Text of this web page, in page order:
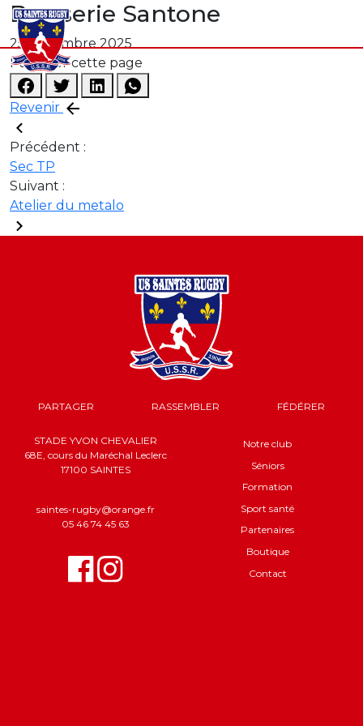
Brasserie Santone
25 novembre 2025
Revenir
Partager cette page
Précédent :
Sec TP
Suivant :
Atelier du metalo
PARTAGER RASSEMBLER FÉDÉRER
STADE YVON CHEVALIER
68E, cours du Maréchal Leclerc
17100 SAINTES
saintes-rugby@orange.fr
05 46 74 45 63
Notre club
Séniors
Formation
Sport santé
Partenaires
Boutique
Contact